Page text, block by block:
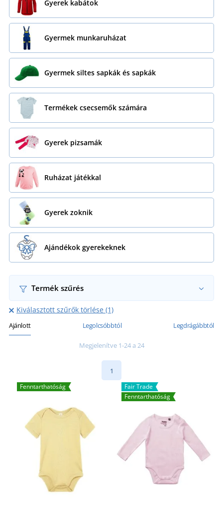
Gyerek kabátok
Gyermek munkaruházat
Gyermek siltes sapkák és sapkák
Termékek csecsemők számára
Gyerek pizsamák
Ruházat játékkal
Gyerek zoknik
Ajándékok gyerekeknek
Termék szűrés
Kiválasztott szűrők törlése (1)
Ajánlott Legolcsóbbtól Legdrágábbtól
Megjelenítve 1-24 a 24
1
Fenntarthatóság
Fair Trade
Fenntarthatóság